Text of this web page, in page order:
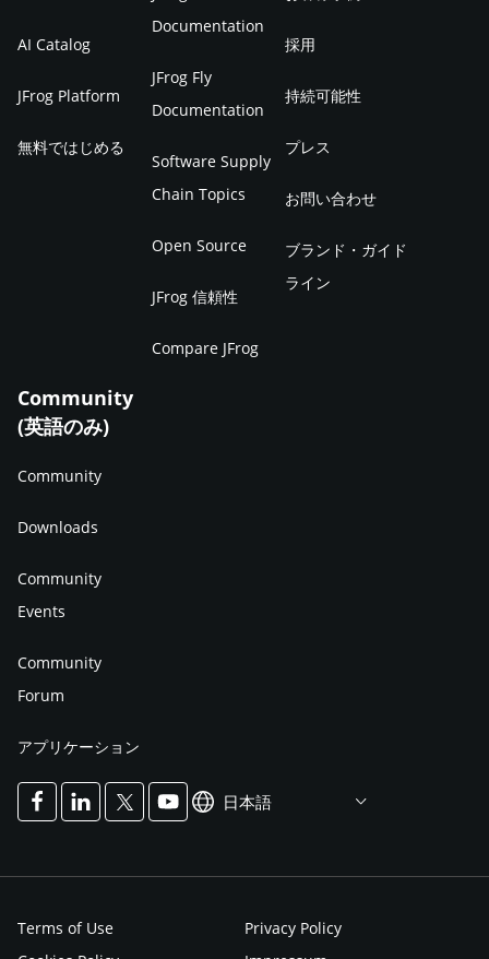
AI Catalog
JFrog Platform
無料ではじめる
Documentation
JFrog Fly
Documentation
Software Supply
Chain Topics
Open Source
JFrog 信頼性
Compare JFrog
採用
持続可能性
プレス
お問い合わせ
ブランド・ガイド
ライン
Community
(英語のみ)
Community
Downloads
Community
Events
Community
Forum
アプリケーション
日本語
Terms of Use
Privacy Policy